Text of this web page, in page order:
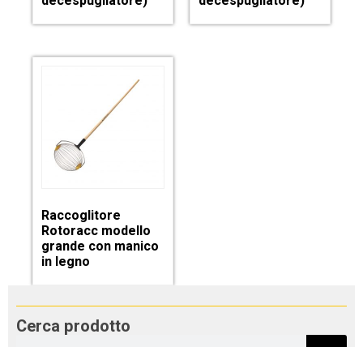
Raccoglitore
Rotoracc modello
grande con manico
in legno
Cerca prodotto